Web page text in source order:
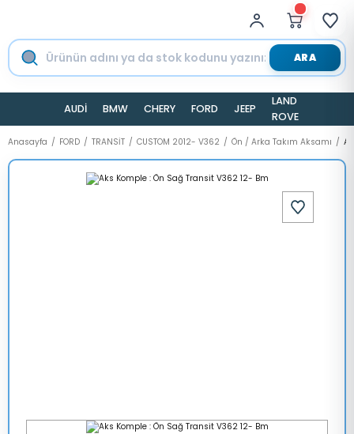
ARA
AUDİ BMW CHERY FORD JEEP
LAND
ROVER
Anasayfa FORD TRANSİT CUSTOM 2012- V362 Ön / Arka Takım Aksamı